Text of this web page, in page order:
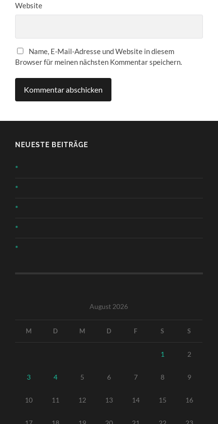
Website
Name, E-Mail-Adresse und Website in diesem
Browser für meinen nächsten Kommentar speichern.
NEUESTE BEITRÄGE
*
*
*
*
*
August 2026
M D M D F S S
1 2
3 4 5 6 7 8 9
10 11 12 13 14 15 16